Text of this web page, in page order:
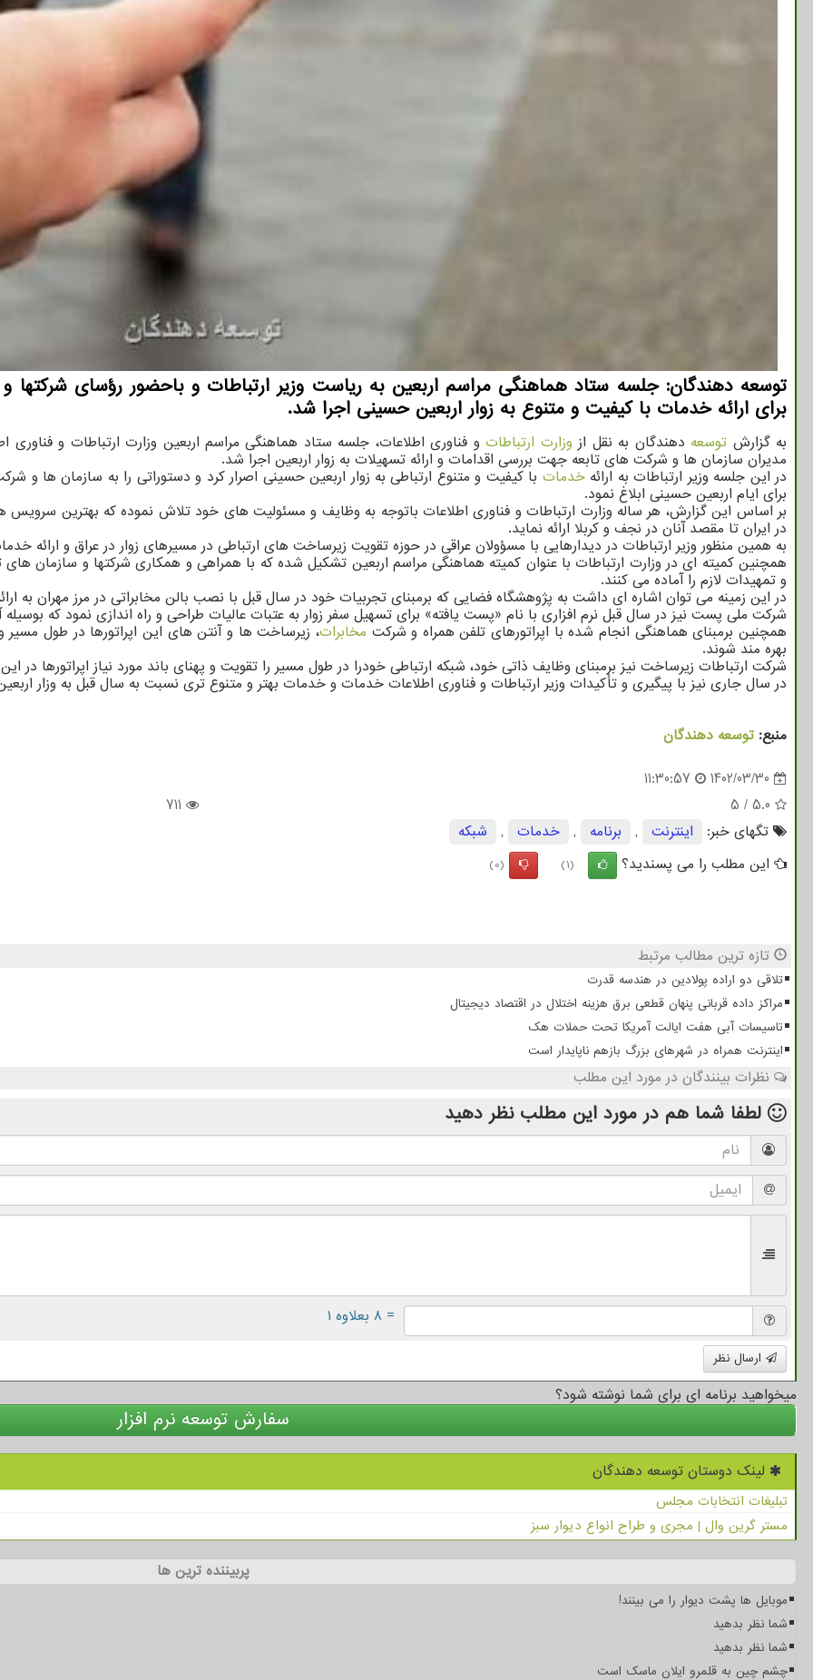
توسعه دهندگان: جلسه ستاد هماهنگی مراسم اربعین به ریاست وزیر ارتباطات و باحضور رؤسای شرکتها
برای ارائه خدمات با کیفیت و متنوع به زوار اربعین حسینی اجرا شد.
به گزارش توسعه دهندگان به نقل از وزارت ارتباطاتو فناوری اطلاعات، جلسه ستاد هماهنگی مراسم اربعین وزارت ارتباطات و فناوری
مدیران سازمان ها و شرکت های تابعه جهت بررسی اقدامات و ارائه تسهیلات به زوار اربعین اجرا شد.
در این جلسه وزیر ارتباطات به ارائهخدمات با کیفیت و متنوع ارتباطی به زوار اربعین حسینی اصرار کرد و دستوراتی را به سازمان ها و
برای ایام اربعین حسینی ابلاغ نمود.
بر اساس این گزارش، هر ساله وزارت ارتباطات و فناوری اطلاعات باتوجه به وظایف و مسئولیت های خود تلاش نموده که بهترین سرویس
در ایران تا مقصد آنان در نجف و کربلا ارائه نماید.
به همین منظور وزیر ارتباطات در دیدارهایی با مسؤولان عراقی در حوزه تقویت زیرساخت های ارتباطی در مسیرهای زوار در عراق و ارائه
همچنین کمیته ای در وزارت ارتباطات با عنوان کمیته هماهنگی مراسم اربعین تشکیل شده که با همراهی و همکاری شرکتها و سازمان های
و تمهیدات لازم را آماده می کنند.
در این زمینه می توان اشاره ای داشت به پژوهشگاه فضایی که برمبنای تجربیات خود در سال قبل با نصب بالن مخابراتی در مرز مهران به
شرکت ملی پست نیز در سال قبل نرم افزاری با نام «پست یافته» برای تسهیل سفر زوار به عتبات عالیات طراحی و راه اندازی نمود که
همچنین برمبنای هماهنگی انجام شده با اپراتورهای تلفن همراه و شرکت مخابرات، زیرساخت ها و آنتن های این اپراتورها در طول
بهره مند شوند.
شرکت ارتباطات زیرساخت نیز برمبنای وظایف ذاتی خود، شبکه ارتباطی خودرا در طول مسیر را تقویت و پهنای باند مورد نیاز اپراتورها در این
در سال جاری نیز با پیگیری و تأکیدات وزیر ارتباطات و فناوری اطلاعات خدمات و خدمات بهتر و متنوع تری نسبت به سال قبل به وزار
منبع: توسعه دهندگان
1402/03/30
11:30:57
5.0
/
5
711
تگهای خبر:
اینترنت , برنامه , خدمات ,
شبكه
این مطلب را می پسندید؟
(1)
(0)
تازه ترین مطالب مرتبط
تلاقی دو اراده پولادین در هندسه قدرت
مراکز داده قربانی پنهان قطعی برق هزینه اختلال در اقتصاد دیجیتال
تاسیسات آبی هفت ایالت آمریکا تحت حملات هک
اینترنت همراه در شهرهای بزرگ بازهم ناپایدار است
نظرات بینندگان در مورد این مطلب
لطفا شما هم در مورد این مطلب نظر دهید
= ۸ بعلاوه ۱
ارسال نظر
میخواهید برنامه ای برای شما نوشته شود؟
سفارش توسعه نرم افزار
لینک دوستان توسعه دهندگان
تبلیغات انتخابات مجلس
مستر گرین وال | مجری و طراح انواع دیوار سبز
پربیننده ترین ها
موبایل ها پشت دیوار را می بینند!
شما نظر بدهید
شما نظر بدهید
چشم چین به قلمرو ایلان ماسک است